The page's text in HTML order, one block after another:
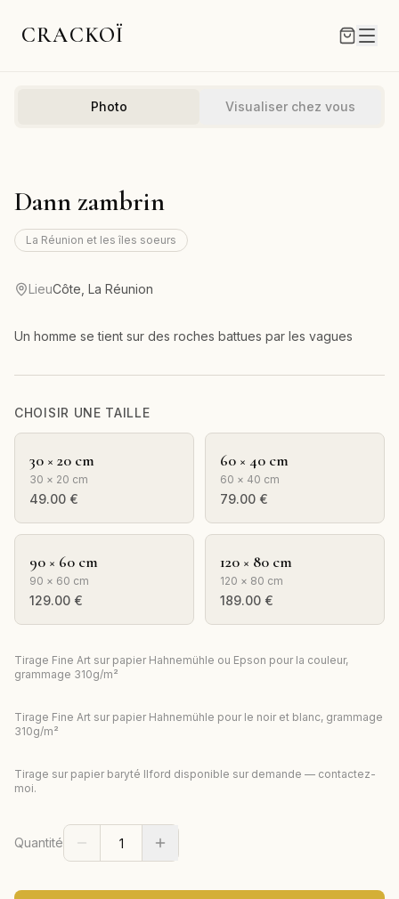
CRACKOÏ
Photo Visualiser chez vous
Dann zambrin
La Réunion et les îles soeurs
LieuCôte, La Réunion
Un homme se tient sur des roches battues par les vagues
CHOISIR UNE TAILLE
30 × 20 cm
30 × 20 cm
49.00 €
60 × 40 cm
60 × 40 cm
79.00 €
90 × 60 cm
90 × 60 cm
129.00 €
120 × 80 cm
120 × 80 cm
189.00 €
Tirage Fine Art sur papier Hahnemühle ou Epson pour la couleur,
grammage 310g/m²
Tirage Fine Art sur papier Hahnemühle pour le noir et blanc, grammage
310g/m²
Tirage sur papier baryté Ilford disponible sur demande — contactez-
moi.
Quantité